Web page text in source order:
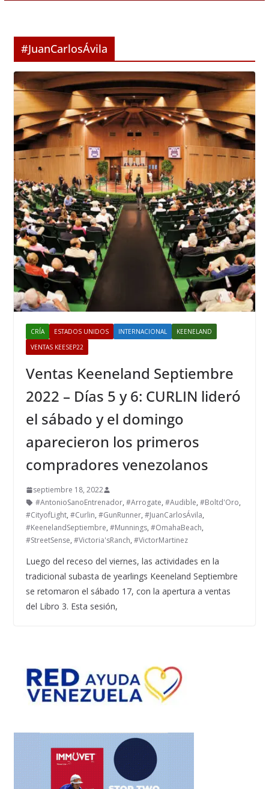
#JuanCarlosÁvila
CRÍA ESTADOS UNIDOS INTERNACIONAL
KEENELAND
VENTAS KEESEP22
Ventas Keeneland Septiembre
2022 – Días 5 y 6: CURLIN lideró
el sábado y el domingo
aparecieron los primeros
compradores venezolanos
septiembre 18, 2022
#AntonioSanoEntrenador, #Arrogate, #Audible, #Boltd'Oro,
#CityofLight, #Curlin, #GunRunner, #JuanCarlosÁvila,
#KeenelandSeptiembre, #Munnings, #OmahaBeach,
#StreetSense, #Victoria'sRanch, #VictorMartinez
Luego del receso del viernes, las actividades en la
tradicional subasta de yearlings Keeneland Septiembre
se retomaron el sábado 17, con la apertura a ventas
del Libro 3. Esta sesión,